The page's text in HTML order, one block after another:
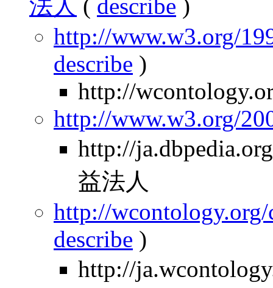
法人 ( describe )
http://www.w3.org/
describe )
http://
http://www.w3.org/
http://
益法人
http://
describe )
http://